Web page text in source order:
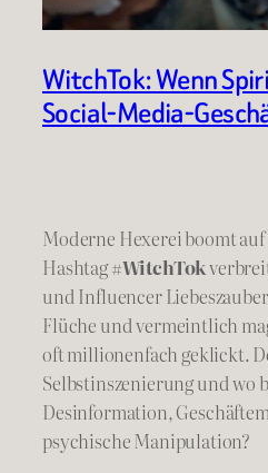
WitchTok: Wenn
Social-Media-
Moderne Hexerei boomt
Hashtag#WitchTok
und Influencer
Flüche und vermeintlich
oft millionenfach geklickt.
Selbstinszenierung und wo
Desinformation,
psychische Manipulation?